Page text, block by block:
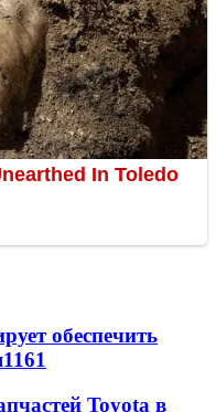
обеспечить
1161
Toyota в